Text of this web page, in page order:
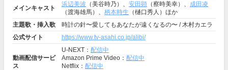
メインキャスト
浜辺美波 （美谷時乃）、 安田顕 （察時美幸）、 成田凌
（渡海雄馬）、 柄本時生 （樋口秀人）ほか
主題歌・挿入歌
時計の針〜愛してもあなたが遠くなるの〜 / 木村カエラ
公式サイト
https://www.tv-asahi.co.jp/alibi/
動画配信サービ
ス
U-NEXT： 配信中
Amazon Prime Video： 配信中
Netflix： 配信中